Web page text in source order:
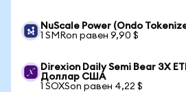
NuScale Power (Ondo
1 SMRon равен 9,90 $
Direxion Daily Semi Bear 3X
Доллар США
1 SOXSon равен 4,22 $